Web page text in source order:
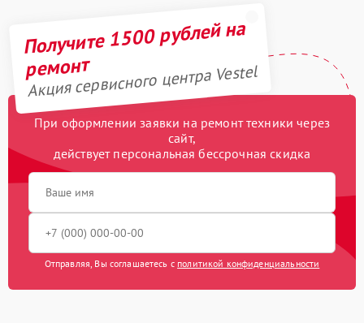
Получите 1500 рублей на
ремонт
Акция сервисного центра Vestel
При оформлении заявки на ремонт техники через
сайт,
действует персональная бессрочная скидка
Отправляя, Вы соглашаетесь с политикой конфиденциальности